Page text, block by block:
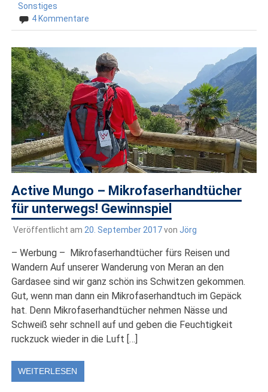
Sonstiges
4 Kommentare
Active Mungo – Mikrofaserhandtücher
für unterwegs! Gewinnspiel
Veröffentlicht am 20. September 2017von Jörg
– Werbung – Mikrofaserhandtücher fürs Reisen und
Wandern Auf unserer Wanderung von Meran an den
Gardasee sind wir ganz schön ins Schwitzen gekommen.
Gut, wenn man dann ein Mikrofaserhandtuch im Gepäck
hat. Denn Mikrofaserhandtücher nehmen Nässe und
Schweiß sehr schnell auf und geben die Feuchtigkeit
ruckzuck wieder in die Luft […]
WEITERLESEN